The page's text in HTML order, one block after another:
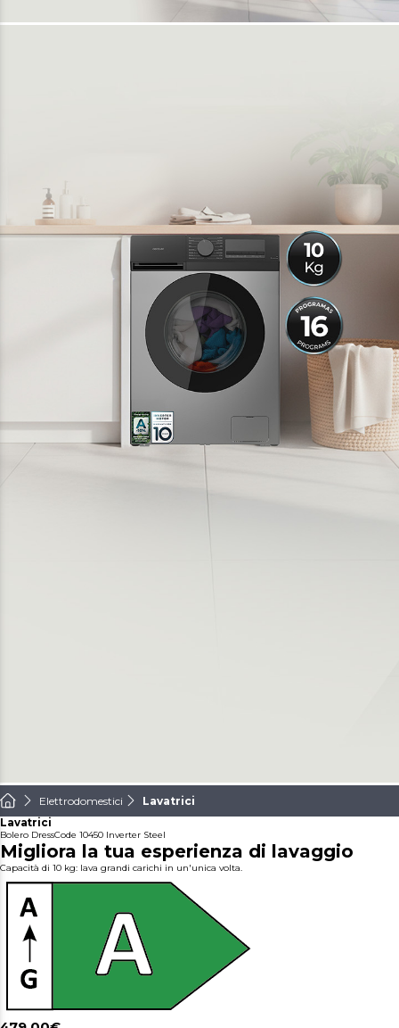
Elettrodomestici Lavatrici
Lavatrici
Bolero DressCode 10450 Inverter Steel
Migliora la tua esperienza di lavaggio
Capacità di 10 kg: lava grandi carichi in un'unica volta.